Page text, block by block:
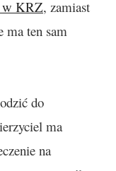
w KRZ, zamiast
ma ten sam
do
ma
na